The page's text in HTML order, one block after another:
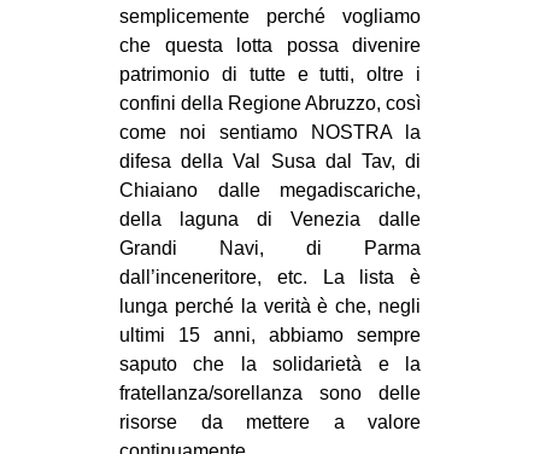
semplicemente perché vogliamo
che questa lotta possa divenire
patrimonio di tutte e tutti, oltre i
confini della Regione Abruzzo, così
come noi sentiamo NOSTRA la
difesa della Val Susa dal Tav, di
Chiaiano dalle megadiscariche,
della laguna di Venezia dalle
Grandi Navi, di Parma
dall’inceneritore, etc. La lista è
lunga perché la verità è che, negli
ultimi 15 anni, abbiamo sempre
saputo che la solidarietà e la
fratellanza/sorellanza sono delle
risorse da mettere a valore